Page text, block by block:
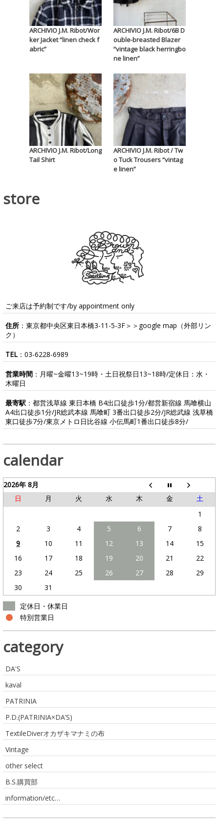
ARCHIVIO J.M. Ribot/Wor
ker Jacket “linen check f
abric”
ARCHIVIO J.M. Ribot/6B D
ouble-breasted Blazer
“vintage black herringbo
ne linen”
ARCHIVIO J.M. Ribot/Long
Tail Shirt
ARCHIVIO J.M. Ribot / Tw
o Tuck Trousers “vintag
e linen”
store
ご来店は予約制です/by appointment only
住所：東京都中央区東日本橋3-11-5-3F＞＞ google map （外部リン
ク）
TEL： 03-6228-6989
営業時間：月曜~金曜13~19時・土日祝祭日13~18時/定休日：水・
木曜日
最寄駅：都営浅草線 東日本橋 B4出口徒歩1分/都営新宿線 馬喰横山
A4出口徒歩1分/JR総武本線 馬喰町 3番出口徒歩2分/JR総武線 浅草橋
東口徒歩7分/東京メトロ日比谷線 小伝馬町1番出口徒歩8分/
calendar
2026年 8月
日
月 火 水 木 金
土
1
2
3 4 5 6 7
8
9
10 11 12 13 14
15
16
17 18 19 20 21
22
23
24 25 26 27 28
29
30
31
定休日・休業日
特別営業日
category
DA'S
kaval
PATRINIA
P.D.(PATRINIA×DA’S)
TextileDiverオカザキマナミの布
Vintage
other select
B.S.購買部
information/etc…